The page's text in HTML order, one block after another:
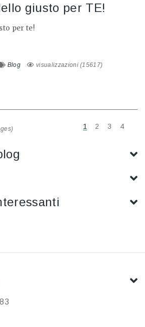
giusto per TE!
per te!
Blog
visualizzazioni (15617)
1 2 3 4